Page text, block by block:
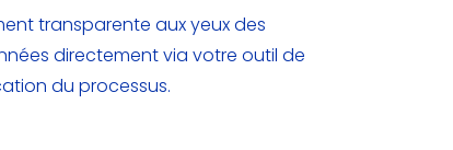
transparente aux yeux des
directement via votre outil de
du processus.